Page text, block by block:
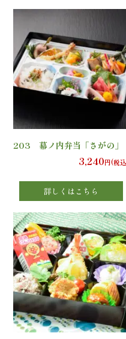
わ
り
文
方
配
達
エ
リ
ア
お
203 幕ノ内弁当「さがの」
3,240円(税
詳しくはこちら